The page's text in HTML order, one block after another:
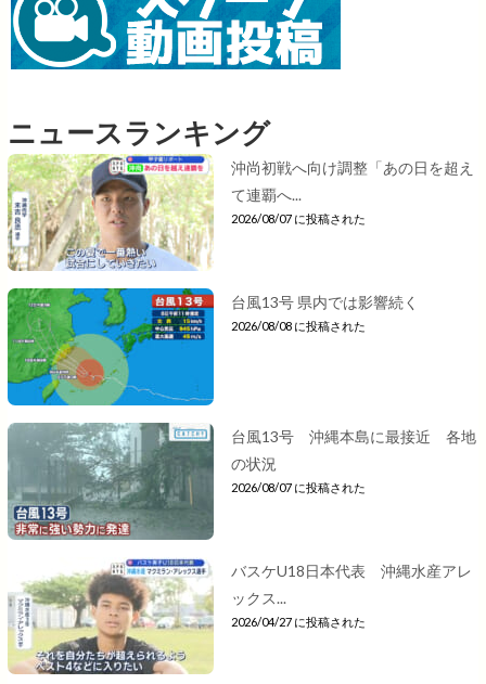
ニュースランキング
沖尚初戦へ向け調整「あの日を超え
て連覇へ...
2026/08/07 に投稿された
台風13号 県内では影響続く
2026/08/08 に投稿された
台風13号 沖縄本島に最接近 各地
の状況
2026/08/07 に投稿された
バスケU18日本代表 沖縄水産アレ
ックス...
2026/04/27 に投稿された